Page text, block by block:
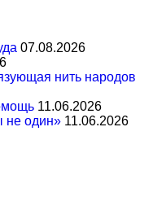
07.08.2026
нить народов
11.06.2026
не один» 11.06.2026